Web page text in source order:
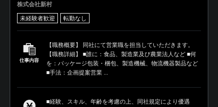
株式会社新村
未経験者歓迎 転勤なし
仕事内容
【職務概要】 同社にて営業職を担当していただきます。
【職務詳細】 ■誰に：食品、製造業及び農業法人など ■何
を：パッケージ包装・梱包、製造機械、物流機器製品など
■手法：企画提案営業 ...
■経験、スキル、年齢を考慮の上、同社規定により優遇